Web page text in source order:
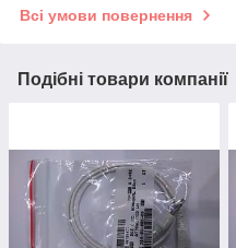
Всі умови повернення
Подібні товари компанії